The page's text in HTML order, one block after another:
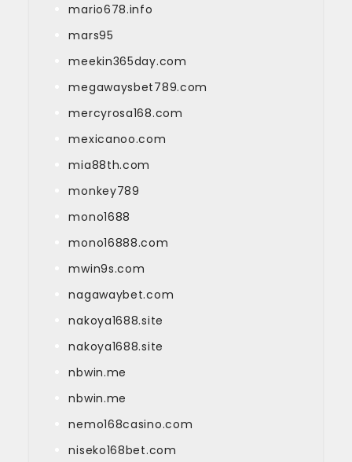
mario678.info
mars95
meekin365day.com
megawaysbet789.com
mercyrosa168.com
mexicanoo.com
mia88th.com
monkey789
mono1688
mono16888.com
mwin9s.com
nagawaybet.com
nakoya1688.site
nakoya1688.site
nbwin.me
nbwin.me
nemo168casino.com
niseko168bet.com